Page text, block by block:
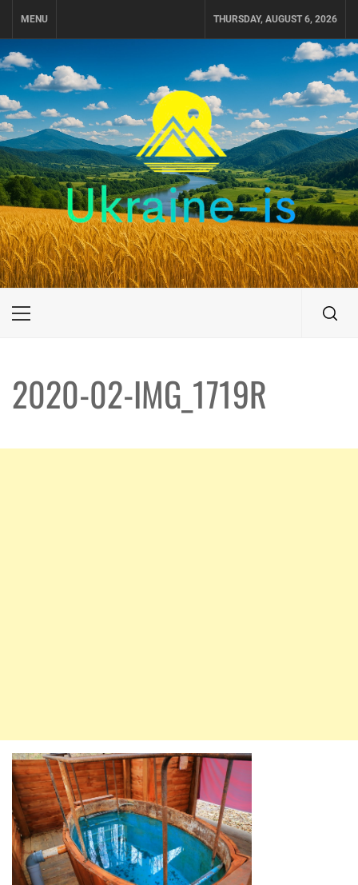
MENU THURSDAY, AUGUST 6, 2026
UKRAINE-IS
ПОДОРОЖI ПО УКРАЇНІ
Primary
2020-02-IMG_1719R